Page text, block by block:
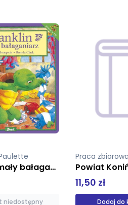
Franklin mały bałaganiarz
niedostępny
Praca zbiorowa
Powiat
11,50 zł
Dodaj do